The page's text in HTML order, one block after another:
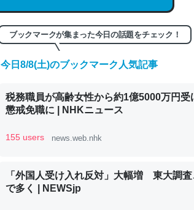
の伏線」は回収されないけど、短期記憶とい
やすく強くなりそう
─GPTの仕組みと限界についての考察（１） -
昆虫ってカルシウム少ないのか。知らんかっ
─ニュース :: 【研究発表】昆虫学の大問題＝「昆虫は
ブックマークが集まった今日の話題をチェック！
今日8/8(土)のブックマーク人気記事
税務職員が高齢女性から約1億5000万円受
懲戒免職に | NHKニュース
155 users news.web.nhk
「外国人受け入れ反対」大幅増 東大調
で多く | NEWSjp